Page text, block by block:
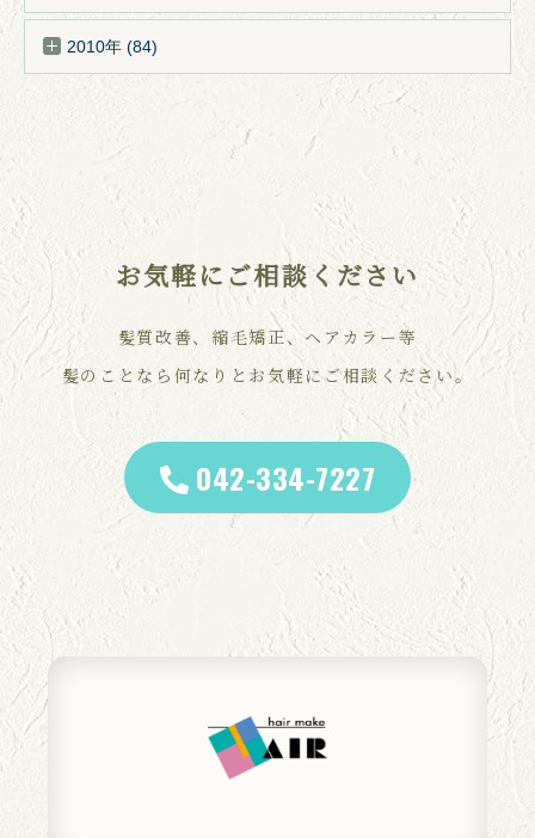
2010年 (84)
お気軽にご相談ください
髪質改善、縮毛矯正、ヘアカラー等
髪のことなら何なりとお気軽にご相談ください。
042-334-7227